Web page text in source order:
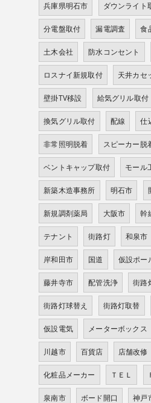
兵庫県明石市 ダウンライト
分電盤取付 漏電調査 食
土木会社 防水コンセント
ロスナイ新規取付 天井カセ
壁掛TV移設 給気グリル取付
換気グリル取付 配線 仕
非常照明脱着 スピーカー脱
ベントキャップ取付 モール
新築木造事務所 明石市
新規調剤薬局 大阪市 幹
テナント 街路灯 和泉市
岸和田市 国道 仮設ポー
藤井寺市 配管洗浄 街路
街路灯球替え 街路灯取替
仮設電気 メーターボックス
川越市 百貨店 店舗改修
化粧品メーカー ＴＥＬ
泉南市 ボード開口 神戸